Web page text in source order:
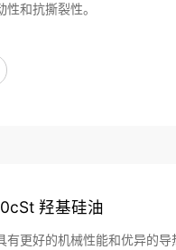
和抗撕裂性。
羟基硅油
有更好的机械性能和优异的导